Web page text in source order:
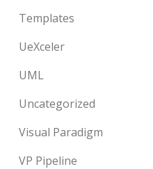
Templates
UeXceler
UML
Uncategorized
Visual Paradigm
VP Pipeline